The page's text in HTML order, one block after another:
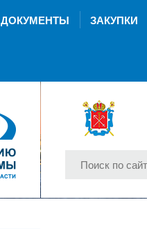
ДОКУМЕНТЫ ЗАКУПКИ